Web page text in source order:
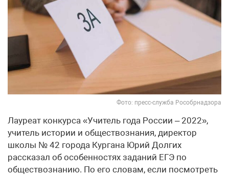
Фото: пресс-служба Рособрнадзора
Лауреат конкурса «Учитель года России – 2022»,
учитель истории и обществознания, директор
школы № 42 города Кургана Юрий Долгих
рассказал об особенностях заданий ЕГЭ по
обществознанию. По его словам, если посмотреть